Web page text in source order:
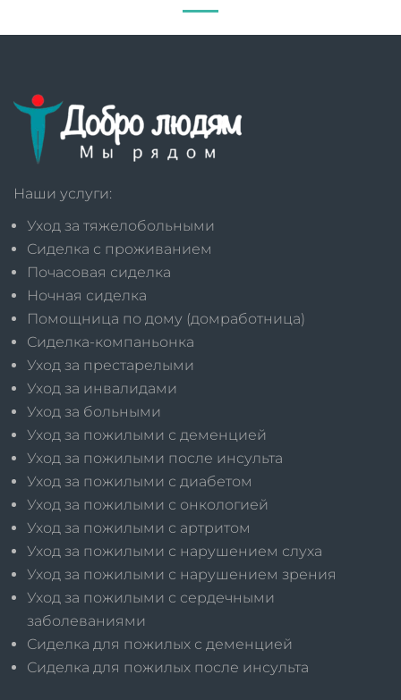
Наши услуги:
Уход за тяжелобольными
Сиделка с проживанием
Почасовая сиделка
Ночная сиделка
Помощница по дому (домработница)
Сиделка-компаньонка
Уход за престарелыми
Уход за инвалидами
Уход за больными
Уход за пожилыми с деменцией
Уход за пожилыми после инсульта
Уход за пожилыми с диабетом
Уход за пожилыми с онкологией
Уход за пожилыми с артритом
Уход за пожилыми с нарушением слуха
Уход за пожилыми с нарушением зрения
Уход за пожилыми с сердечными
заболеваниями
Сиделка для пожилых с деменцией
Сиделка для пожилых после инсульта